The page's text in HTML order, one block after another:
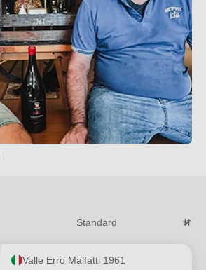
Valle Erro Malfatti 1961